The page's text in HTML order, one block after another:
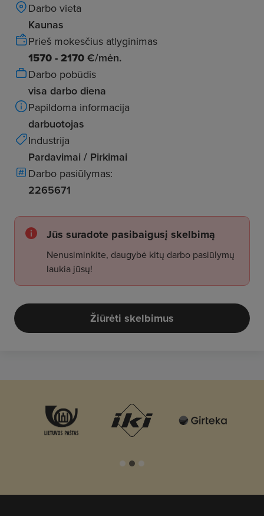
Darbo vieta
Kaunas
Prieš mokesčius atlyginimas
1570 - 2170 €/mėn.
Darbo pobūdis
visa darbo diena
Papildoma informacija
darbuotojas
Industrija
Pardavimai / Pirkimai
Darbo pasiūlymas:
2265671
Jūs suradote pasibaigusį skelbimą
Nenusiminkite, daugybė kitų darbo pasiūlymų
laukia jūsų!
Žiūrėti skelbimus